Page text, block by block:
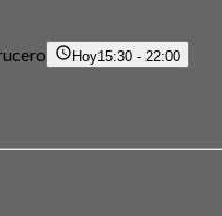
Hoy15:30 - 22:00